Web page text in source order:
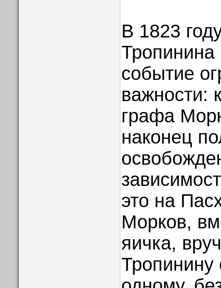
В 1823
событие
важности:
графа
наконец
это на
Морков,
яичка,
Тропинину